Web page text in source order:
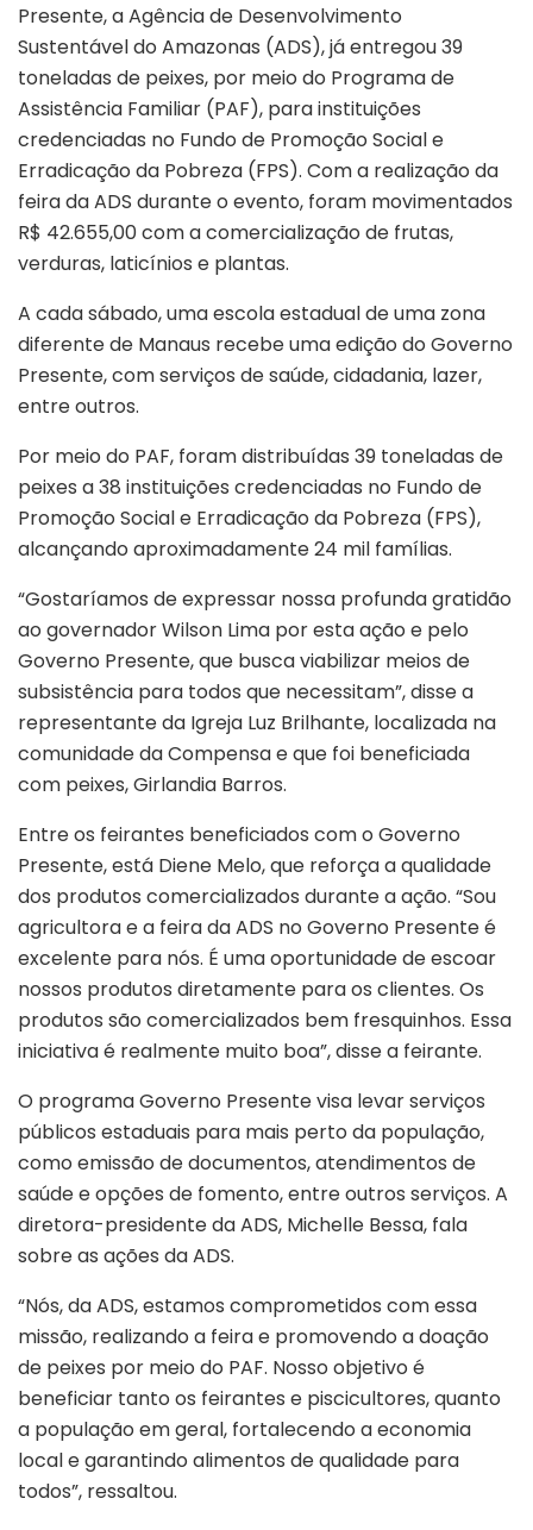
Presente, a Agência de Desenvolvimento
Sustentável do Amazonas (ADS), já entregou 39
toneladas de peixes, por meio do Programa de
Assistência Familiar (PAF), para instituições
credenciadas no Fundo de Promoção Social e
Erradicação da Pobreza (FPS). Com a realização da
feira da ADS durante o evento, foram movimentados
R$ 42.655,00 com a comercialização de frutas,
verduras, laticínios e plantas.
A cada sábado, uma escola estadual de uma zona
diferente de Manaus recebe uma edição do Governo
Presente, com serviços de saúde, cidadania, lazer,
entre outros.
Por meio do PAF, foram distribuídas 39 toneladas de
peixes a 38 instituições credenciadas no Fundo de
Promoção Social e Erradicação da Pobreza (FPS),
alcançando aproximadamente 24 mil famílias.
“Gostaríamos de expressar nossa profunda gratidão
ao governador Wilson Lima por esta ação e pelo
Governo Presente, que busca viabilizar meios de
subsistência para todos que necessitam”, disse a
representante da Igreja Luz Brilhante, localizada na
comunidade da Compensa e que foi beneficiada
com peixes, Girlandia Barros.
Entre os feirantes beneficiados com o Governo
Presente, está Diene Melo, que reforça a qualidade
dos produtos comercializados durante a ação. “Sou
agricultora e a feira da ADS no Governo Presente é
excelente para nós. É uma oportunidade de escoar
nossos produtos diretamente para os clientes. Os
produtos são comercializados bem fresquinhos. Essa
iniciativa é realmente muito boa”, disse a feirante.
O programa Governo Presente visa levar serviços
públicos estaduais para mais perto da população,
como emissão de documentos, atendimentos de
saúde e opções de fomento, entre outros serviços. A
diretora-presidente da ADS, Michelle Bessa, fala
sobre as ações da ADS.
“Nós, da ADS, estamos comprometidos com essa
missão, realizando a feira e promovendo a doação
de peixes por meio do PAF. Nosso objetivo é
beneficiar tanto os feirantes e piscicultores, quanto
a população em geral, fortalecendo a economia
local e garantindo alimentos de qualidade para
todos”, ressaltou.